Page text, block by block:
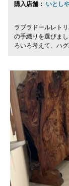
購入店舗： いとし
ラブラドールレト
の手織りを選びま
ろいろ考えて、ハ